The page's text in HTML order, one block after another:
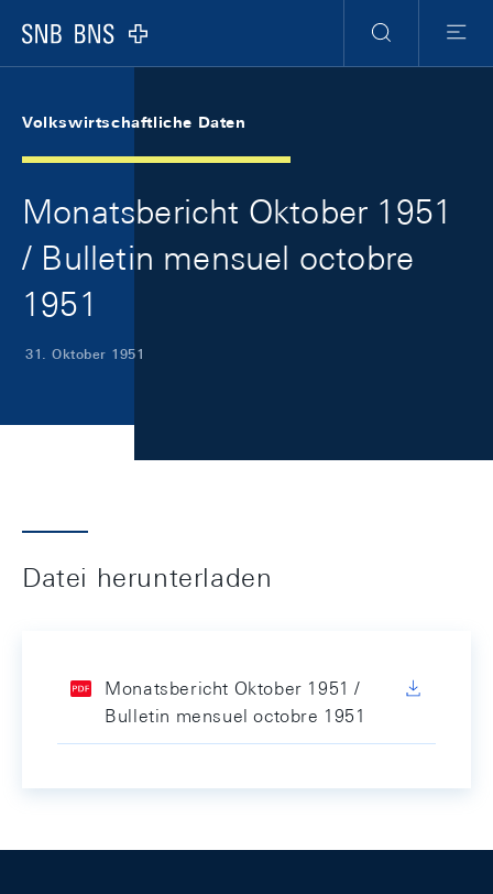
Logo
Suche
Menu
Volkswirtschaftliche Daten
Monatsbericht Oktober 1951
/ Bulletin mensuel octobre
1951
31. Oktober 1951
Datei herunterladen
Monatsbericht Oktober 1951 /
Bulletin mensuel octobre 1951